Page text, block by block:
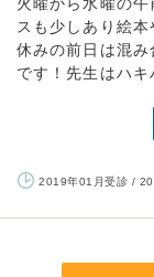
スも少しあり絵
休みの前日は混
です！先生はハキ
2019年01月受診 /